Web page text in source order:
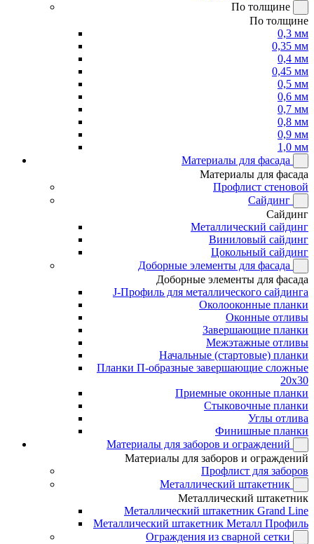
По толщине
По толщине
0,3 мм
0,35 мм
0,4 мм
0,45 мм
0,5 мм
0,6 мм
0,7 мм
0,8 мм
0,9 мм
1,0 мм
Материалы для фасада
Материалы для фасада
Профлист стеновой
Сайдинг
Сайдинг
Металлический сайдинг
Виниловый сайдинг
Цокольный сайдинг
Доборные элементы для фасада
Доборные элементы для фасада
J-Профиль для металлического сайдинга
Околооконные планки
Оконные отливы
Завершающие планки
Межэтажные отливы
Начальные (стартовые) планки
Планки П-образные завершающие сложные
20x30
Приемные оконные планки
Стыковочные планки
Углы отлива
Финишные планки
Материалы для заборов и ограждений
Материалы для заборов и ограждений
Профлист для заборов
Металлический штакетник
Металлический штакетник
Металлический штакетник Grand Line
Металлический штакетник Металл Профиль
Ограждения из сварной сетки